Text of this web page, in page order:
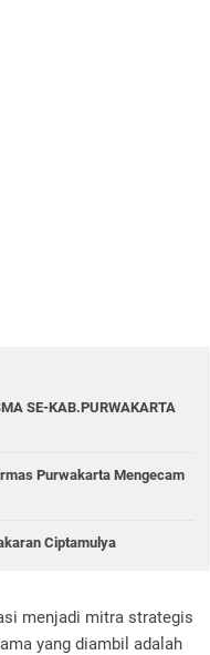
SE-KAB.PURWAKARTA
Purwakarta Mengecam
Ciptamulya
menjadi mitra strategis
yang diambil adalah